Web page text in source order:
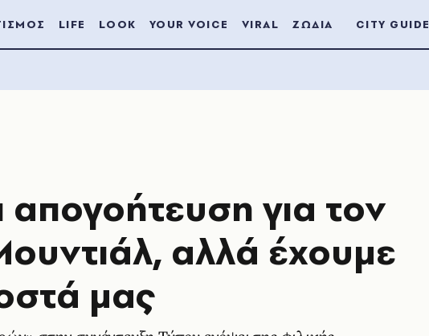
LIFE LOOK YOUR VOICE VIRAL ΖΩΔΙΑ CITY GUIDE
απογοήτευση για τον
αλλά έχουμε
μας